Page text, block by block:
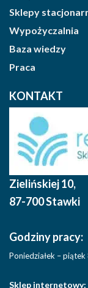
Sklepy
Wypożyczalnia
Baza wiedzy
Praca
KONTAKT
Zielińskiej 10,
87-700 Stawki
Godziny pracy:
Poniedziałek –
Sklep internetowy: